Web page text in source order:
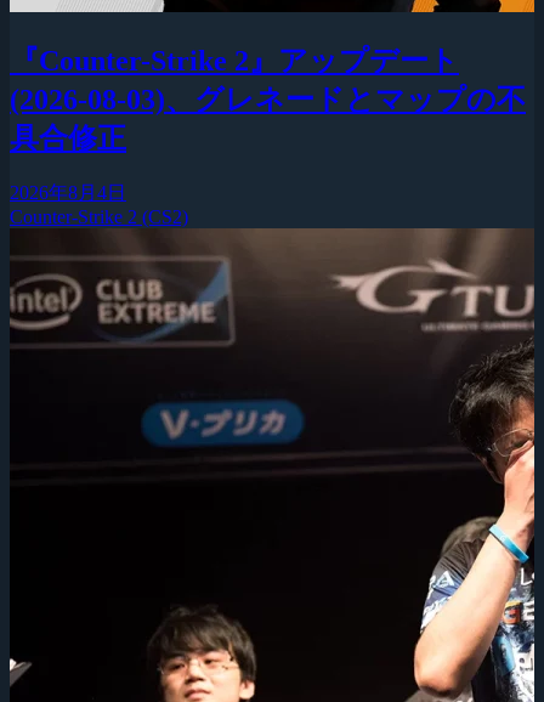
『Counter-Strike 2』アップデート
(2026-08-03)、グレネードとマップの不
具合修正
2026年8月4日
Counter-Strike 2 (CS2)